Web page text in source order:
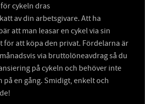
cykeln dras
av din arbetsgivare. Att ha
att man leasar en cykel via sin
för att köpa den privat. Fördelarna är
via bruttolöneavdrag så du
på cykeln och behöver inte
på en gång. Smidigt, enkelt och